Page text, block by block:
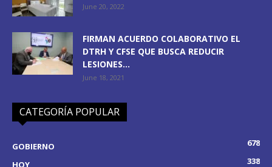
June 20, 2022
FIRMAN ACUERDO COLABORATIVO EL
DTRH Y CFSE QUE BUSCA REDUCIR
LESIONES...
June 18, 2021
CATEGORÍA POPULAR
GOBIERNO
678
HOY
338